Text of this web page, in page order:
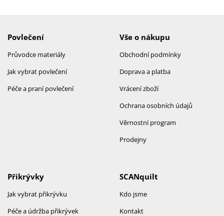
Povlečení
Průvodce materiály
Jak vybrat povlečení
Péče a praní povlečení
Vše o nákupu
Obchodní podmínky
Doprava a platba
Vrácení zboží
Ochrana osobních údajů
Věrnostní program
Prodejny
SCANquilt
Kdo jsme
Kontakt
Přikrývky
Jak vybrat přikrývku
Péče a údržba přikrývek